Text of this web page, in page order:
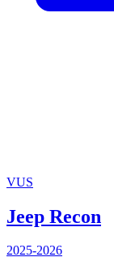
VUS
Jeep Recon
2025-2026